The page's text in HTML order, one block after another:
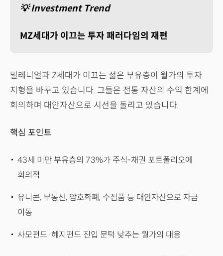
💡 Investment Trend
MZ세대가 이끄는 투자 패러다임의 재편
밀레니얼과 Z세대가 이끄는 젊은 부유층이 월가의 투자
지형을 바꾸고 있습니다. 그들은 전통 자산의 수익 한계에
회의하며 대안자산으로 시선을 돌리고 있습니다.
핵심 포인트
43세 미만 부유층의 73%가 주식-채권 포트폴리오에
회의적
유니콘, 부동산, 암호화폐, 수집품 등 대안자산으로 자금
이동
사모펀드·헤지펀드 진입 문턱 낮추는 월가의 대응